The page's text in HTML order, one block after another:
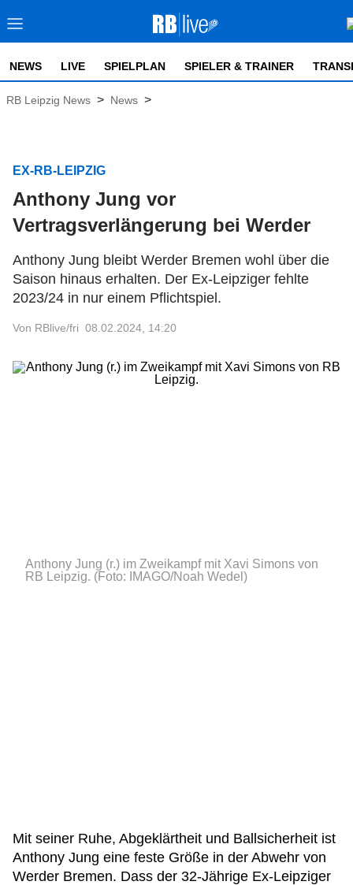
NEWS LIVE SPIELPLAN SPIELER & TRAINER
RB Leipzig News > News >
EX-RB-LEIPZIG
Anthony Jung vor
Vertragsverlängerung bei Werder
Anthony Jung bleibt Werder Bremen wohl über die
Saison hinaus erhalten. Der Ex-Leipziger fehlte
2023/24 in nur einem Pflichtspiel.
Von RBlive/fri 08.02.2024, 14:20
Anthony Jung (r.) im Zweikampf mit Xavi Simons von
RB Leipzig. (Foto: IMAGO/Noah Wedel)
Mit seiner Ruhe, Abgeklärtheit und Ballsicherheit ist
Anthony Jung eine feste Größe in der Abwehr von
Werder Bremen. Dass der 32-Jährige Ex-Leipziger